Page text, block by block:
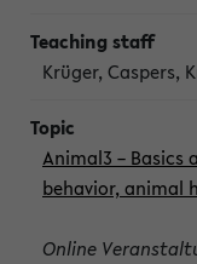
Krüger, Caspers,
Animal3 – Basics
behavior, animal
Online